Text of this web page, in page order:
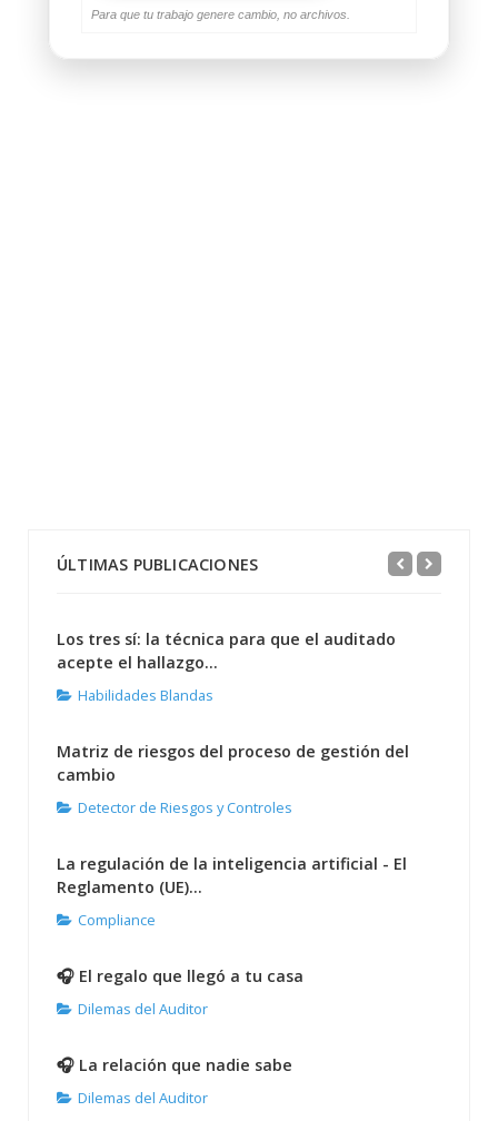
Para que tu trabajo genere cambio, no archivos.
ÚLTIMAS PUBLICACIONES
Los tres sí: la técnica para que el auditado
acepte el hallazgo...
Habilidades Blandas
Matriz de riesgos del proceso de gestión del
cambio
Detector de Riesgos y Controles
La regulación de la inteligencia artificial - El
Reglamento (UE)...
Compliance
🎧 El regalo que llegó a tu casa
Dilemas del Auditor
🎧 La relación que nadie sabe
Dilemas del Auditor